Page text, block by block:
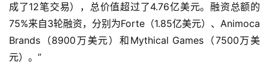
智
能
驾
驶
成了12笔交易），总价值超过了4.76亿美元。融资总额的
75%来自3轮融资，分别为Forte（1.85亿美元）、Animoca
Brands（8900万美元）和Mythical Games（7500万美
元）。”